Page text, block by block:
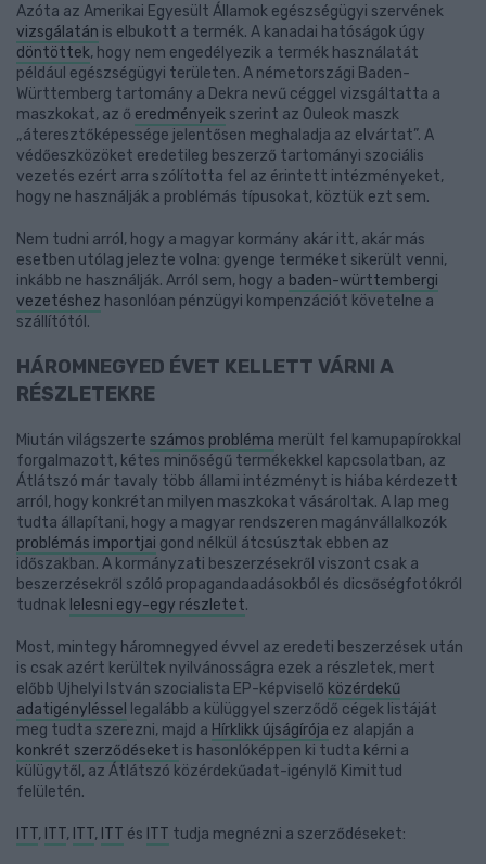
Azóta az Amerikai Egyesült Államok egészségügyi szervének
vizsgálatán is elbukott a termék. A kanadai hatóságok úgy
döntöttek, hogy nem engedélyezik a termék használatát
például egészségügyi területen. A németországi Baden-
Württemberg tartomány a Dekra nevű céggel vizsgáltatta a
maszkokat, az ő eredményeik szerint az Ouleok maszk
„áteresztőképessége jelentősen meghaladja az elvártat”. A
védőeszközöket eredetileg beszerző tartományi szociális
vezetés ezért arra szólította fel az érintett intézményeket,
hogy ne használják a problémás típusokat, köztük ezt sem.
Nem tudni arról, hogy a magyar kormány akár itt, akár más
esetben utólag jelezte volna: gyenge terméket sikerült venni,
inkább ne használják. Arról sem, hogy a baden-württembergi
vezetéshez hasonlóan pénzügyi kompenzációt követelne a
szállítótól.
HÁROMNEGYED ÉVET KELLETT VÁRNI A
RÉSZLETEKRE
Miután világszerte számos probléma merült fel kamupapírokkal
forgalmazott, kétes minőségű termékekkel kapcsolatban, az
Átlátszó már tavaly több állami intézményt is hiába kérdezett
arról, hogy konkrétan milyen maszkokat vásároltak. A lap meg
tudta állapítani, hogy a magyar rendszeren magánvállalkozók
problémás importjai gond nélkül átcsúsztak ebben az
időszakban. A kormányzati beszerzésekről viszont csak a
beszerzésekről szóló propagandaadásokból és dicsőségfotókról
tudnak lelesni egy-egy részletet.
Most, mintegy háromnegyed évvel az eredeti beszerzések után
is csak azért kerültek nyilvánosságra ezek a részletek, mert
előbb Ujhelyi István szocialista EP-képviselő közérdekű
adatigényléssel
legalább a külüggyel szerződő cégek listáját
meg tudta szerezni, majd a Hírklikk újságírója ez alapján a
konkrét szerződéseket is hasonlóképpen ki tudta kérni a
külügytől, az Átlátszó közérdekűadat-igénylő Kimittud
felületén.
ITT, ITT, ITT, ITT és ITT tudja megnézni a szerződéseket: